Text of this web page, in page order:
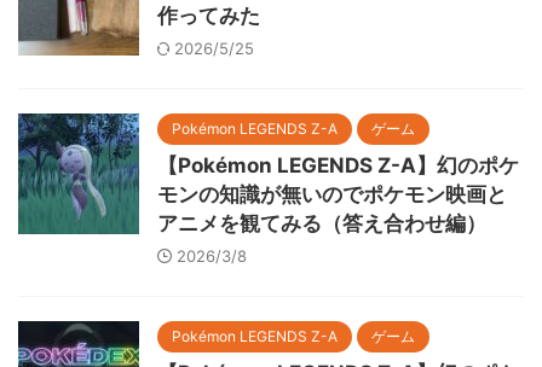
作ってみた
2026/5/25
Pokémon LEGENDS Z-A ゲーム
【Pokémon LEGENDS Z-A】幻のポケ
モンの知識が無いのでポケモン映画と
アニメを観てみる（答え合わせ編）
2026/3/8
Pokémon LEGENDS Z-A ゲーム